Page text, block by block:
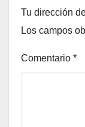
Tu dirección
Los campos
Comentario *